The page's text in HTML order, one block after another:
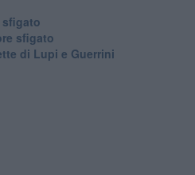
sfigato
sfigato
di Lupi e Guerrini